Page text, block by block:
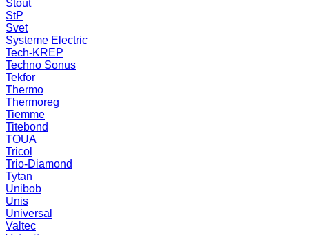
Stout
StP
Svet
Systeme Electric
Tech-KREP
Techno Sonus
Tekfor
Thermo
Thermoreg
Tiemme
Titebond
TOUA
Tricol
Trio-Diamond
Tytan
Unibob
Unis
Universal
Valtec